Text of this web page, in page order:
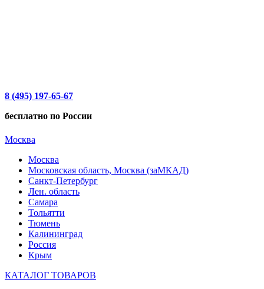
8 (495) 197-65-67
бесплатно по России
Москва
Москва
Московская область, Москва (заМКАД)
Санкт-Петербург
Лен. область
Самара
Тольятти
Тюмень
Калининград
Россия
Крым
КАТАЛОГ ТОВАРОВ